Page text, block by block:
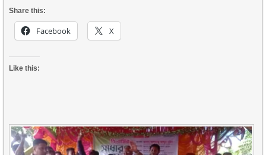
Share this:
Facebook X
Like this: